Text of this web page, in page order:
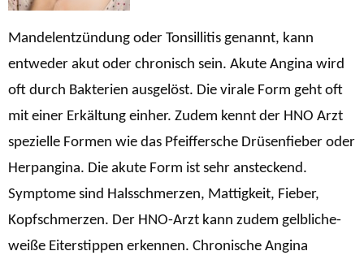
Mandelentzündung oder Tonsillitis genannt, kann
entweder akut oder chronisch sein. Akute Angina wird
oft durch Bakterien ausgelöst. Die virale Form geht oft
mit einer Erkältung einher. Zudem kennt der HNO Arzt
spezielle Formen wie das Pfeiffersche Drüsenfieber oder
Herpangina. Die akute Form ist sehr ansteckend.
Symptome sind Halsschmerzen, Mattigkeit, Fieber,
Kopfschmerzen. Der HNO-Arzt kann zudem gelbliche-
weiße Eiterstippen erkennen. Chronische Angina